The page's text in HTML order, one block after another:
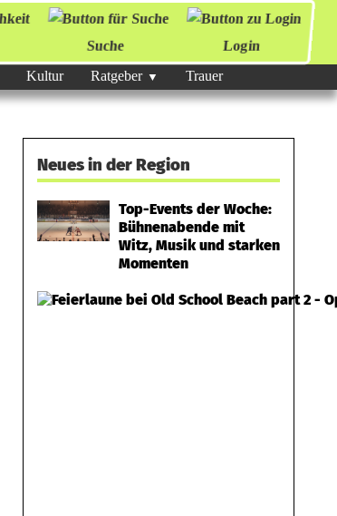
Suche
Login
Kultur Ratgeber Trauer
Neues in der Region
Top-Events der Woche:
Bühnenabende mit
Witz, Musik und starken
Momenten